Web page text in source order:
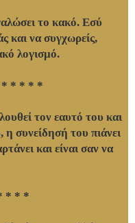
το κακό. Εσύ
και να συγχωρείς,
λογισμό.
* *
τον εαυτό του και
η συνείδησή του πιάνει
και είναι σαν να
*